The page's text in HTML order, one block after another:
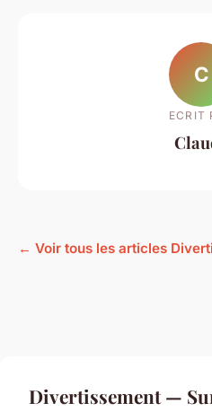
C
ECRIT
← Voir tous les articles
Divertissement —